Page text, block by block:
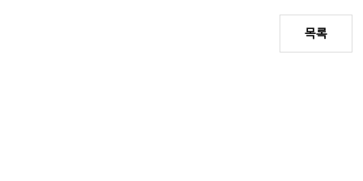
목록